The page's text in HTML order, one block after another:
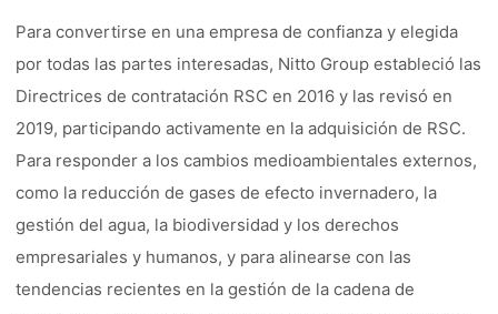
Para convertirse en una empresa de confianza y elegida
por todas las partes interesadas, Nitto Group estableció las
Directrices de contratación RSC en 2016 y las revisó en
2019, participando activamente en la adquisición de RSC.
Para responder a los cambios medioambientales externos,
como la reducción de gases de efecto invernadero, la
gestión del agua, la biodiversidad y los derechos
empresariales y humanos, y para alinearse con las
tendencias recientes en la gestión de la cadena de